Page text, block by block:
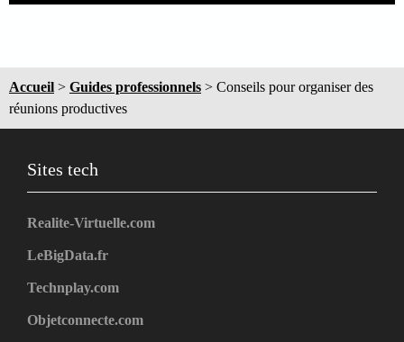
Accueil > Guides professionnels > Conseils pour organiser des
réunions productives
Sites tech
Realite-Virtuelle.com
LeBigData.fr
Technplay.com
Objetconnecte.com